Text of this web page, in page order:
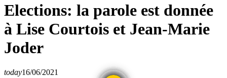
Elections: la parole est donnée
à Lise Courtois et Jean-Marie
Joder
today16/06/2021